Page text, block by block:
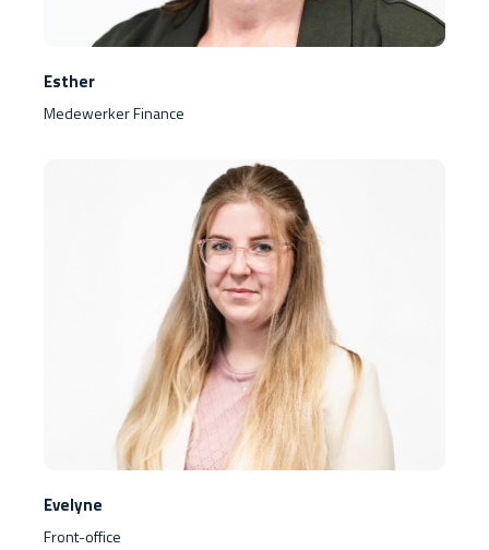
Esther
Medewerker Finance
Evelyne
Front-office